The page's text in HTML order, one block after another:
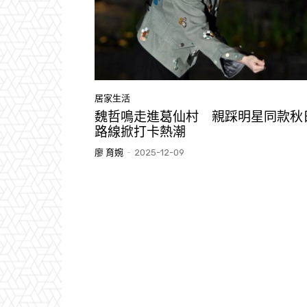
居家生活
魏哲鳴走進葛仙村 親踩明星同款秋
路線掀打卡熱潮
廖 育婉 - 2025-12-09